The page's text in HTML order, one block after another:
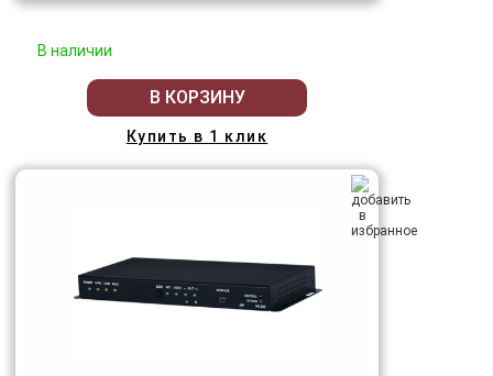
В наличии
В КОРЗИНУ
Купить в 1 клик